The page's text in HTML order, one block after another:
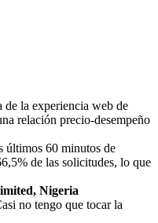
la experiencia web de
relación precio-desempeño
últimos 60 minutos de
de las solicitudes, lo que
Nigeria
no tengo que tocar la